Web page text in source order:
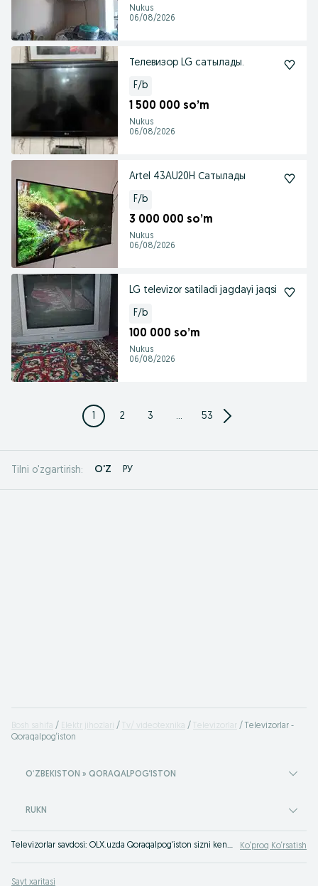
Nukus
06/08/2026
Телевизор LG сатылады.
F/b
1 500 000 so’m
Nukus
06/08/2026
Artel 43AU20H Сатылады
F/b
3 000 000 so’m
Nukus
06/08/2026
LG televizor satiladi jagdayi jaqsi
F/b
100 000 so’m
Nukus
06/08/2026
1 2 3 ... 53
Tilni o'zgartirish: O'Z РУ
Bosh sahifa Elektr jihozlari Tv/ videotexnika Televizorlar
Televizorlar -
Qoraqalpog‘iston
OʻZBEKISTON » QORAQALPOG‘ISTON
RUKN
Televizorlar savdosi: OLX.uzda Qoraqalpog‘iston sizni keng assortimentdagi televizorlar uchun arzon narxlar kutmoqda. E‘lonlar taxtamizda hozirning o‘zida televizor xarid qiling. OLX.uz Qoraqalpog‘iston - doimo a‘lo darajadagi xaridlar! Ko‘proq Ko‘rsatish
Sayt xaritasi